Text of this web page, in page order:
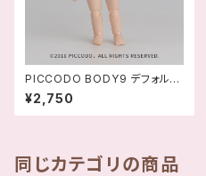
PICCODO BODY9 デフォルメ
ドールボディ VER.2.0
¥2,750
同じカテゴリの商品